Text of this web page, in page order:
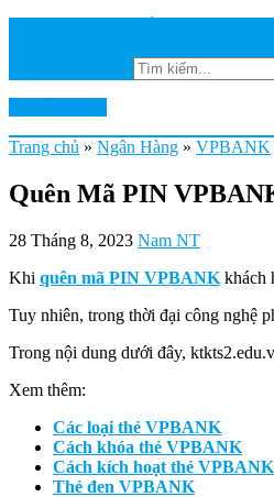
Trang chủ » Ngân Hàng » VPBANK
Quên Mã PIN
28 Tháng 8, 2023 Nam NT
Khi quên mã PIN VPBANK khách
Tuy nhiên, trong thời đại công nghệ
Trong nội dung dưới đây,
Xem thêm:
Các loại thẻ VPBANK
Cách khóa thẻ VPBANK
Cách kích hoạt thẻ VPBANK
Thẻ đen VPBANK